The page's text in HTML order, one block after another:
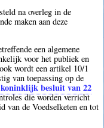
na overleg in de
maken aan deze
een algemene
voor het publiek en
wordt een artikel 10/1
van toepassing op de
koninklijk besluit van 22
die worden verricht
van de Voedselketen en tot